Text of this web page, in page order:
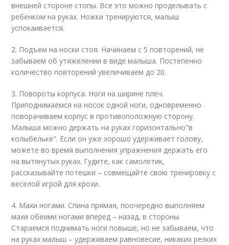
внешней стороне стопы. Все это можно проделывать с
ребенком на руках. Ножки тренируются, малыш
успокаивается.
2. Подъем на носки стоя. Начинаем с 5 повторений, не
забываем об утяжелении в виде малыша. Постепенно
количество повторений увеличиваем до 20.
3. Повороты корпуса. Ноги на ширине плеч.
Приподнимаемся на носок одной ноги, одновременно
поворачиваем корпус в противоположную сторону.
Малыша можно держать на руках горизонтально"в
колыбельке". Если он уже хорошо удерживает голову,
можете во время выполнения упражнения держать его
на вытянутых руках. Гудите, как самолетик,
рассказывайте потешки – совмещайте свою тренировку с
веселой игрой для крохи.
4. Махи ногами. Спина прямая, поочередно выполняем
махи обеими ногами вперед – назад, в стороны.
Стараемся поднимать ноги повыше, но не забываем, что
на руках малыш – удерживаем равновесие, никаких резких